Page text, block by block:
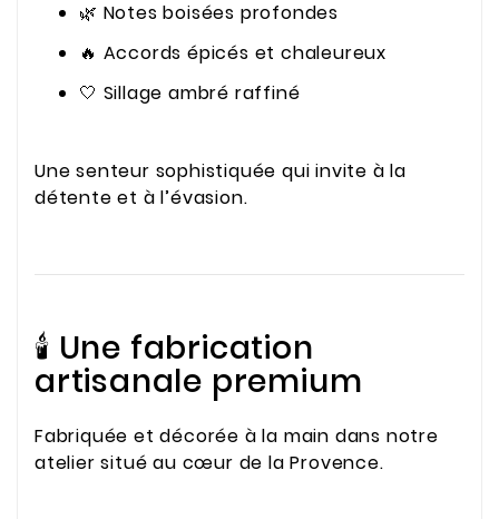
🌿 Notes boisées profondes
🔥 Accords épicés et chaleureux
🤍 Sillage ambré raffiné
Une senteur sophistiquée qui invite à la
détente et à l’évasion.
🕯️ Une fabrication
artisanale premium
Fabriquée et décorée à la main dans notre
atelier situé au cœur de la Provence.